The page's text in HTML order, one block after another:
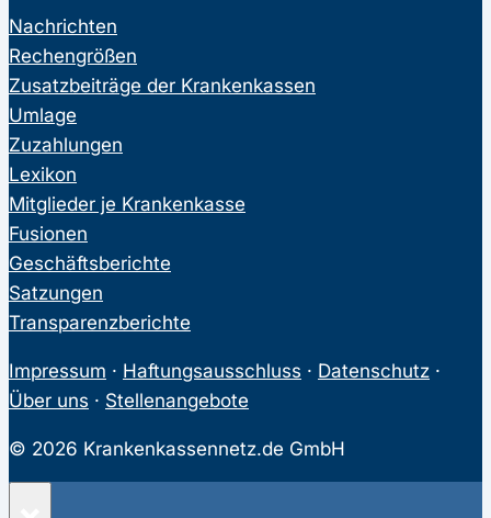
Nachrichten
Rechengrößen
Zusatzbeiträge der Krankenkassen
Umlage
Zuzahlungen
Lexikon
Mitglieder je Krankenkasse
Fusionen
Geschäftsberichte
Satzungen
Transparenzberichte
Impressum · Haftungsausschluss · Datenschutz ·
Über uns · Stellenangebote
© 2026 Krankenkassennetz.de GmbH